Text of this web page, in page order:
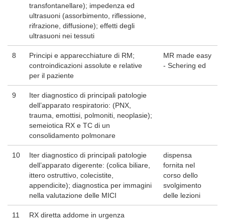
transfontanellare); impedenza ed
ultrasuoni (assorbimento, riflessione,
rifrazione, diffusione); effetti degli
ultrasuoni nei tessuti
8
Principi e apparecchiature di RM;
controindicazioni assolute e relative
per il paziente
MR made easy
- Schering ed
9
Iter diagnostico di principali patologie
dell’apparato respiratorio: (PNX,
trauma, emottisi, polmoniti, neoplasie);
semeiotica RX e TC di un
consolidamento polmonare
10
Iter diagnostico di principali patologie
dell’apparato digerente: (colica biliare,
ittero ostruttivo, colecistite,
appendicite); diagnostica per immagini
nella valutazione delle MICI
dispensa
fornita nel
corso dello
svolgimento
delle lezioni
11
RX diretta addome in urgenza